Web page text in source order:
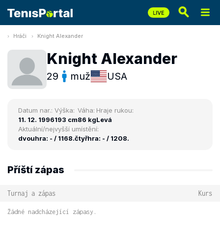
Hráči Knight Alexander
Knight Alexander
29 muž USA
Datum nar.:
11. 12. 1996
Výška:
193 cm
Váha:
86 kg
Hraje rukou:
Levá
Aktuální/nejvyšší umístění:
dvouhra: - / 1168.čtyřhra: - / 1208.
Příští zápas
Turnaj a zápas Kurs
Žádné nadcházející zápasy.